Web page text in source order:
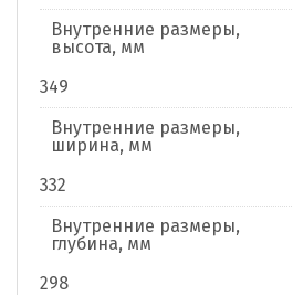
Внутренние размеры,
высота, мм
349
Внутренние размеры,
ширина, мм
332
Внутренние размеры,
глубина, мм
298